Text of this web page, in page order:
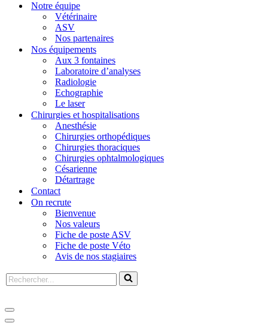
Notre équipe
Vétérinaire
ASV
Nos partenaires
Nos équipements
Aux 3 fontaines
Laboratoire d’analyses
Radiologie
Echographie
Le laser
Chirurgies et hospitalisations
Anesthésie
Chirurgies orthopédiques
Chirurgies thoraciques
Chirurgies ophtalmologiques
Césarienne
Détartrage
Contact
On recrute
Bienvenue
Nos valeurs
Fiche de poste ASV
Fiche de poste Véto
Avis de nos stagiaires